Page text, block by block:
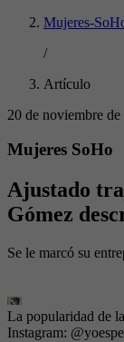
Mujeres-
/
Artículo
20 de noviembre de
Mujeres SoHo
Ajustado
Gómez
Se le marcó su
La popularidad de
Instagram: